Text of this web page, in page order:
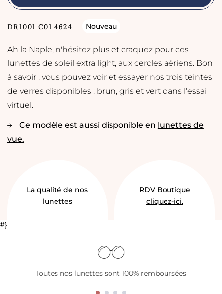
DR1001 C01 4624 Nouveau
Ah la Naple, n'hésitez plus et craquez pour ces
lunettes de soleil extra light, aux cercles aériens. Bon
à savoir : vous pouvez voir et essayer nos trois teintes
de verres disponibles : brun, gris et vert dans l'essai
virtuel.
Ce modèle est aussi disponible en lunettes de
vue.
La qualité de nos
lunettes
RDV Boutique
cliquez-ici.
#}
Toutes nos lunettes sont 100% remboursées